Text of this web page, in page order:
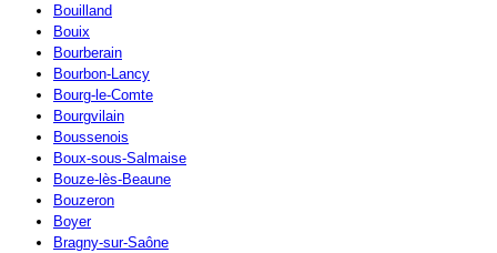
Bouilland
Bouix
Bourberain
Bourbon-Lancy
Bourg-le-Comte
Bourgvilain
Boussenois
Boux-sous-Salmaise
Bouze-lès-Beaune
Bouzeron
Boyer
Bragny-sur-Saône